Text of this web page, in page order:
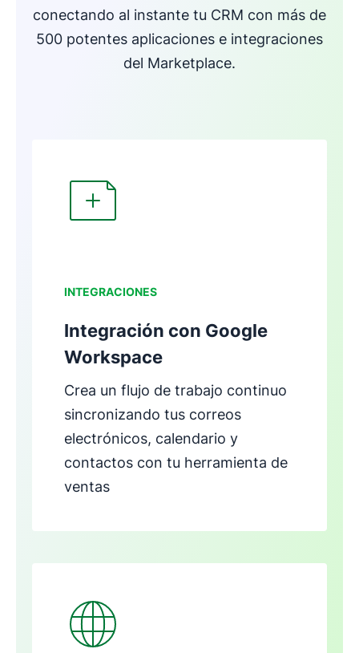
conectando al instante tu CRM con más de
500 potentes aplicaciones e integraciones
del Marketplace.
INTEGRACIONES
Integración con Google
Workspace
Crea un flujo de trabajo continuo
sincronizando tus correos
electrónicos, calendario y
contactos con tu herramienta de
ventas
Se abre en una nueva ventana
Se abre en una nueva ventana